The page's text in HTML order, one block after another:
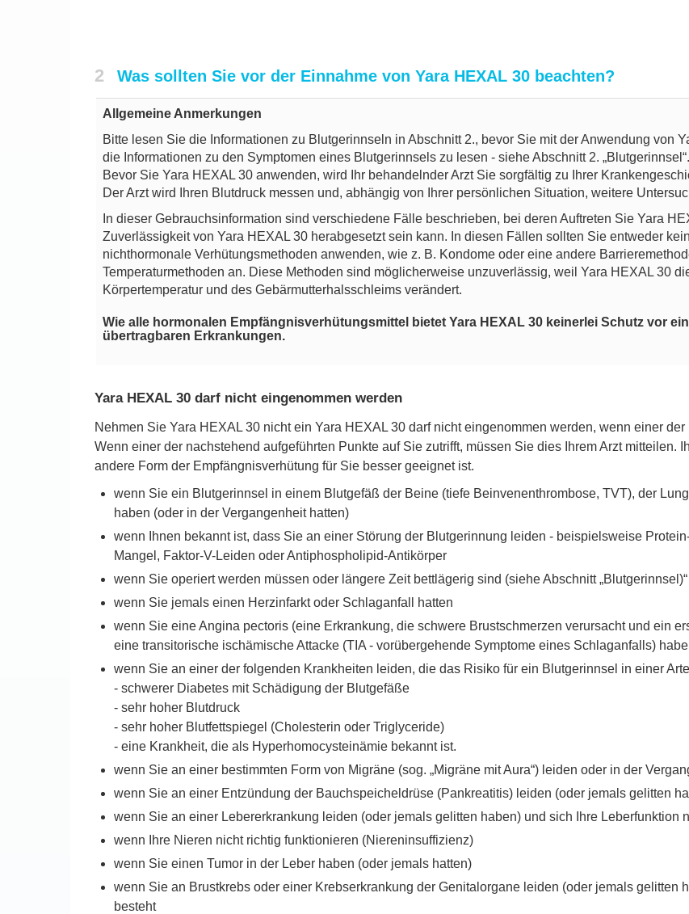
2 Was sollten Sie vor der Einnahme von Yara HEXAL 30 beachten?
Allgemeine Anmerkungen
Bitte lesen Sie die Informationen zu Blutgerinnseln in Abschnitt 2., bevor Sie mit der Anwendung von
die Informationen zu den Symptomen eines Blutgerinnsels zu lesen - siehe Abschnitt 2. „Blutgerinnsel“.
Bevor Sie Yara HEXAL 30 anwenden, wird Ihr behandelnder Arzt Sie sorgfältig zu Ihrer
Der Arzt wird Ihren Blutdruck messen und, abhängig von Ihrer persönlichen Situation, weitere
In dieser Gebrauchsinformation sind verschiedene Fälle beschrieben, bei deren Auftreten Sie Yara
Zuverlässigkeit von Yara HEXAL 30 herabgesetzt sein kann. In diesen Fällen sollten Sie entweder
nichthormonale Verhütungsmethoden anwenden, wie z. B. Kondome oder eine andere
Temperaturmethoden an. Diese Methoden sind möglicherweise unzuverlässig, weil Yara HEXAL 30
Körpertemperatur und des Gebärmutterhalsschleims verändert.
Wie alle hormonalen Empfängnisverhütungsmittel bietet Yara HEXAL 30 keinerlei Schutz vor
übertragbaren Erkrankungen.
Yara HEXAL 30 darf nicht eingenommen werden
Nehmen Sie Yara HEXAL 30 nicht ein Yara HEXAL 30 darf nicht eingenommen werden, wenn einer
Wenn einer der nachstehend aufgeführten Punkte auf Sie zutrifft, müssen Sie dies Ihrem Arzt mitteilen.
andere Form der Empfängnisverhütung für Sie besser geeignet ist.
wenn Sie ein Blutgerinnsel in einem Blutgefäß der Beine (tiefe Beinvenenthrombose, TVT), der
haben (oder in der Vergangenheit hatten)
wenn Ihnen bekannt ist, dass Sie an einer Störung der Blutgerinnung leiden - beispielsweise
Mangel, Faktor-V-Leiden oder Antiphospholipid-Antikörper
wenn Sie operiert werden müssen oder längere Zeit bettlägerig sind (siehe Abschnitt „Blutgerinnsel)“
wenn Sie jemals einen Herzinfarkt oder Schlaganfall hatten
wenn Sie eine Angina pectoris (eine Erkrankung, die schwere Brustschmerzen verursacht und ein
eine transitorische ischämische Attacke (TIA - vorübergehende Symptome eines Schlaganfalls)
wenn Sie an einer der folgenden Krankheiten leiden, die das Risiko für ein Blutgerinnsel in einer
- schwerer Diabetes mit Schädigung der Blutgefäße
- sehr hoher Blutdruck
- sehr hoher Blutfettspiegel (Cholesterin oder Triglyceride)
- eine Krankheit, die als Hyperhomocysteinämie bekannt ist.
wenn Sie an einer bestimmten Form von Migräne (sog. „Migräne mit Aura“) leiden oder in der
wenn Sie an einer Entzündung der Bauchspeicheldrüse (Pankreatitis) leiden (oder jemals gelitten
wenn Sie an einer Lebererkrankung leiden (oder jemals gelitten haben) und sich Ihre Leberfunktion
wenn Ihre Nieren nicht richtig funktionieren (Niereninsuffizienz)
wenn Sie einen Tumor in der Leber haben (oder jemals hatten)
wenn Sie an Brustkrebs oder einer Krebserkrankung der Genitalorgane leiden (oder jemals gelitten
besteht